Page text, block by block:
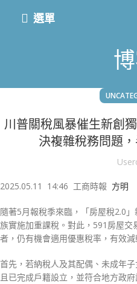
選單
川普關稅風暴催生新創
決複雜稅務問題
2025.05.11 14:46 工商時報 方明
隨著5月報稅季來臨，「房屋稅2.0
族實施加重課稅。對此，591房屋
者，仍有機會適用優惠稅率，有效減
首先，若納稅人及其配偶、未成年
且已完成戶籍設立，並符合地方政